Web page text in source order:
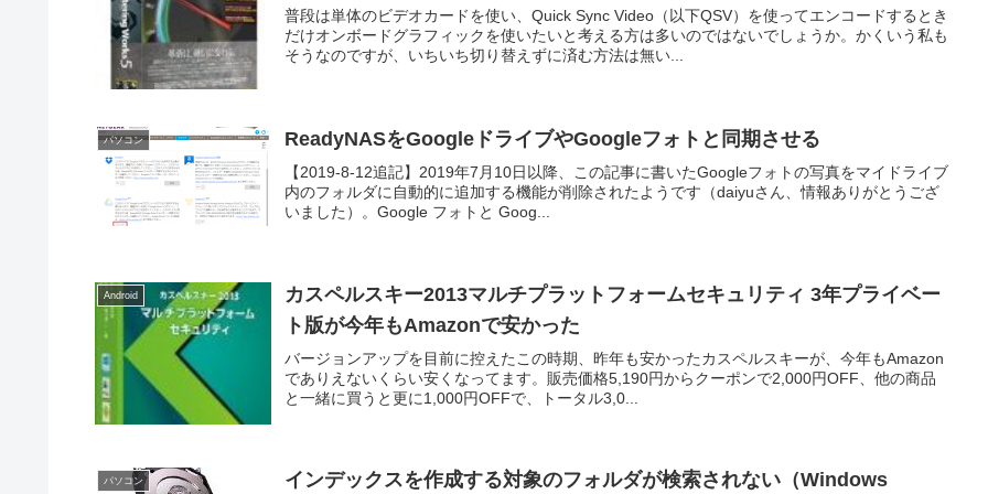
普段は単体のビデオカードを使い、Quick Sync Video（以下QSV）を使ってエンコードするとき
だけオンボードグラフィックを使いたいと考える方は多いのではないでしょうか。かくいう私も
そうなのですが、いちいち切り替えずに済む方法は無い...
パソコン ReadyNASをGoogleドライブやGoogleフォトと同期させる
【2019-8-12追記】2019年7月10日以降、この記事に書いたGoogleフォトの写真をマイドライブ
内のフォルダに自動的に追加する機能が削除されたようです（daiyuさん、情報ありがとうござ
いました）。Google フォトと Goog...
Android
カスペルスキー2013マルチプラットフォームセキュリティ 3年プライベー
ト版が今年もAmazonで安かった
バージョンアップを目前に控えたこの時期、昨年も安かったカスペルスキーが、今年もAmazon
でありえないくらい安くなってます。販売価格5,190円からクーポンで2,000円OFF、他の商品
と一緒に買うと更に1,000円OFFで、トータル3,0...
パソコン インデックスを作成する対象のフォルダが検索されない（Windows